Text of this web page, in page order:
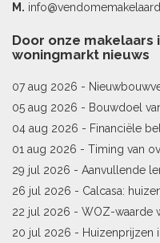
M.
Door onze
woningmarkt nieuws
07 aug 2026 -
bestaande woningen stijgt
05 aug 2026 - Bouwdoel
bereik
04 aug 2026 - Financiële
01 aug 2026 - Timing van
woningprijs
29 jul 2026 - Aanvullende
starters
26 jul 2026 - Calcasa:
sneller meer waard
22 jul 2026 - WOZ-waarde
Limburg en Pekela
20 jul 2026 - Huizenprijzen